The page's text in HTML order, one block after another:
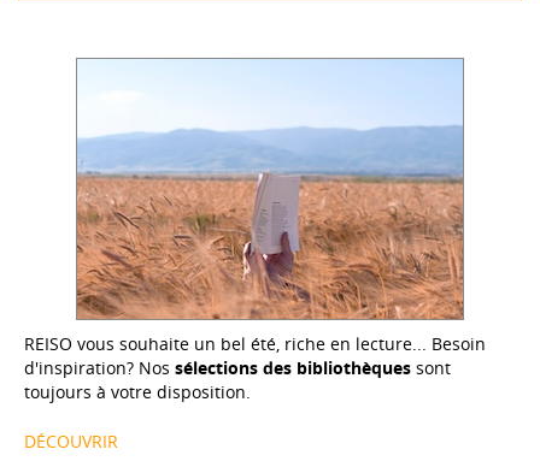
REISO vous souhaite un bel été, riche en lecture... Besoin
d'inspiration? Nos sélections des bibliothèques sont
toujours à votre disposition.
DÉCOUVRIR